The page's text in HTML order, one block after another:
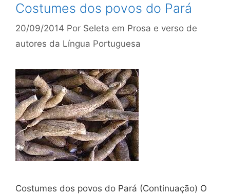
Costumes dos povos do Pará
20/09/2014 Por Seleta em Prosa e verso de
autores da Língua Portuguesa
Costumes dos povos do Pará (Continuação) O